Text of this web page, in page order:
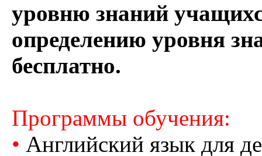
уровню знаний
определению уровня
бесплатно.
Программы обучения:
• Английский язык для